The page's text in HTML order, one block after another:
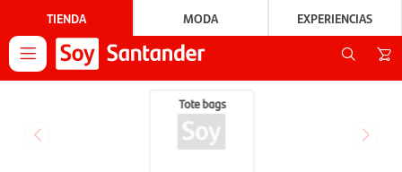
TIENDA MODA EXPERIENCIAS

Tote bags